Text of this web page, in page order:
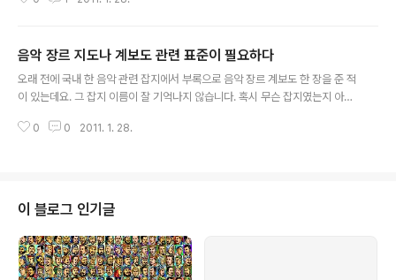
런 전제를 깔고 화성학을 열심히 배우면 좋습니다. 컴퓨터도 '프래그매틱'하게
이 연관되어 있습니다. 이련 류의 영역 싸움은 위의 분야에서도 서로 맨날 하는
겁니다. 모든 것은 통하기 때문에 고수들은 그런 싸움 안한다고들 하죠. 알고리
즘이 좋다 안좋다는 별로 싸울꺼리는 못 됩니다. 웹디자이너도 알고리즘이 필요
음악 장르 지도나 계보도 관련 표준이 필요하다
오래 전에 국내 한 음악 관련 잡지에서 부록으로 음악 장르 계보도 한 장을 준 적
이 있는데요. 그 잡지 이름이 잘 기억나지 않습니다. 혹시 무슨 잡지였는지 아시
알려주셨으면 합니다. 또, 음악 장르 관련 표준 규약이 있는지도 궁금합니다. 음
경계는 애매합니다. 구글 검색해보니 엠펙 규약에 있는 것 같고 장르 자동 결정
하는 연구도 여러 전문가분들이 해주시는 것 같습니다만 내용이 어려운 관계..
0 0 2011. 1. 28.
이 블로그 인기글